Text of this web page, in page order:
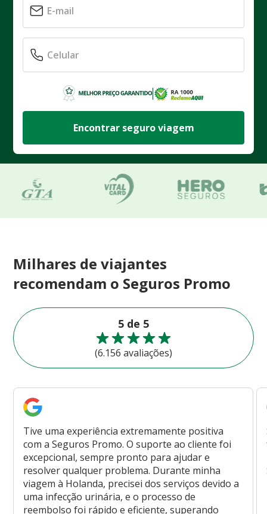
Encontrar seguro viagem
Milhares de viajantes
recomendam o Seguros Promo
5 de 5
(6.156 avaliações)
Tive uma experiência extremamente positiva
com a Seguros Promo. O suporte ao cliente foi
excepcional, sempre pronto para ajudar e
resolver qualquer problema. Durante minha
viagem à Holanda, precisei dos serviços devido a
uma infecção urinária, e o processo de
reembolso foi rápido e eficiente, superando